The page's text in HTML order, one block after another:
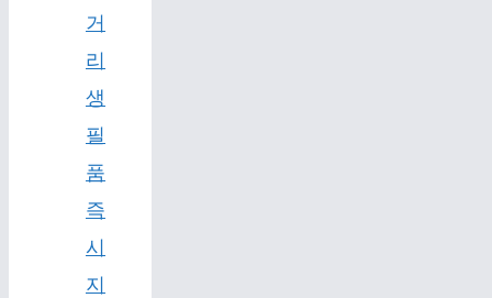
거
리
생
필
품
즉
시
지